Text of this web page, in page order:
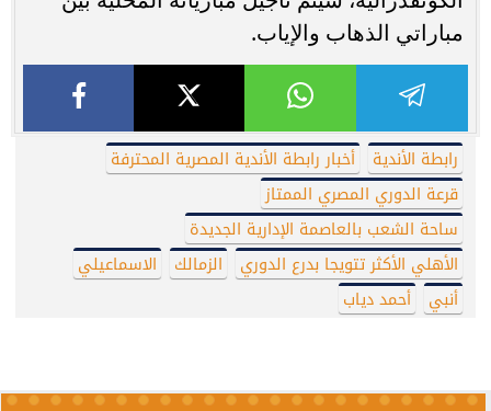
مباراتي الذهاب والإياب.
رابطة الأندية
أخبار رابطة الأندية المصرية المحترفة
قرعة الدوري المصري الممتاز
ساحة الشعب بالعاصمة الإدارية الجديدة
الأهلي الأكثر تتويجا بدرع الدوري
الزمالك
الاسماعيلي
أنبي
أحمد دياب